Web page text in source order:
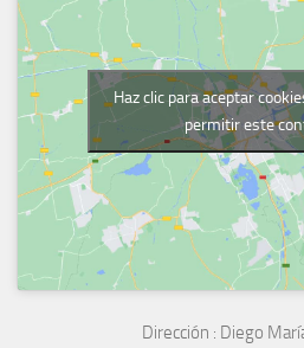
Haz clic para aceptar
permitir este
Dirección : Diego